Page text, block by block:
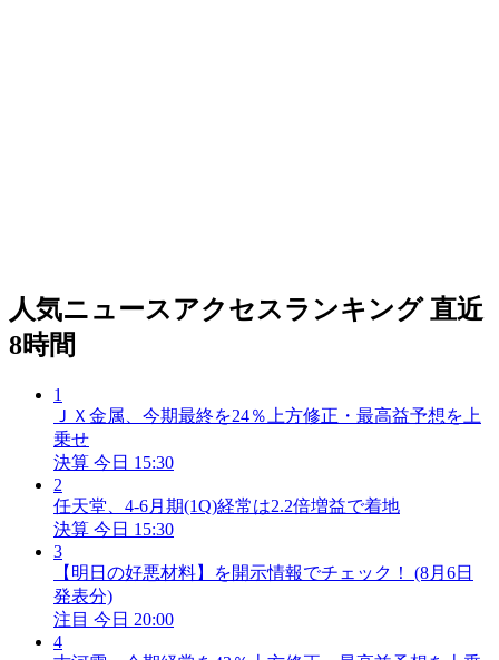
人気ニュースアクセスランキング 直近
8時間
1
ＪＸ金属、今期最終を24％上方修正・最高益予想を上
乗せ
決算 今日 15:30
2
任天堂、4-6月期(1Q)経常は2.2倍増益で着地
決算 今日 15:30
3
【明日の好悪材料】を開示情報でチェック！ (8月6日
発表分)
注目 今日 20:00
4